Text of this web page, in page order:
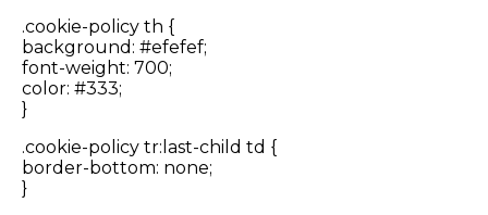
.cookie-policy th {
background: #efefef;
font-weight: 700;
color: #333;
}
.cookie-policy tr:last-child td {
border-bottom: none;
}